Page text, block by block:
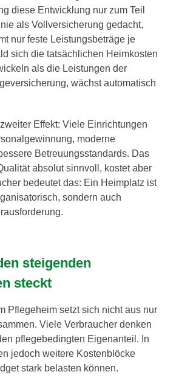
diese Entwicklung nur zum Teil
als Vollversicherung gedacht,
nur feste Leistungsbeträge je
sich die tatsächlichen Heimkosten
als die Leistungen der
wächst automatisch
Effekt: Viele Einrichtungen
moderne
Betreuungsstandards. Das
absolut sinnvoll, kostet aber
bedeutet das: Ein Heimplatz ist
sondern auch
steigenden
steckt
Pflegeheim setzt sich nicht aus nur
Viele Verbraucher denken
pflegebedingten Eigenanteil. In
jedoch weitere Kostenblöcke
stark belasten können.